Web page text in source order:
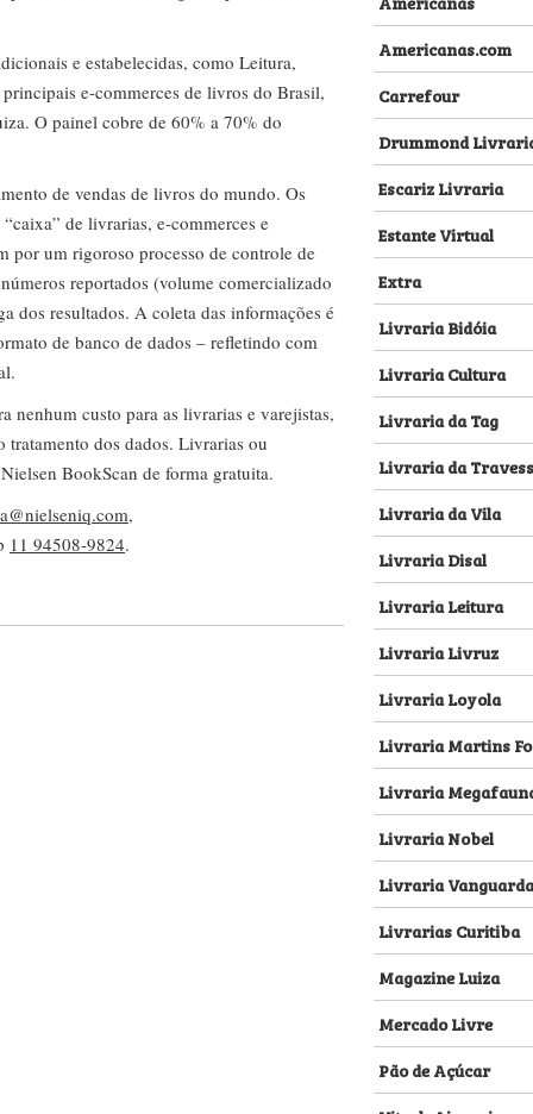
e estabelecidas, como Leitura,
e-commerces de livros do Brasil,
O painel cobre de 60% a 70% do
de vendas de livros do mundo. Os
de livrarias, e-commerces e
por um rigoroso processo de controle de
reportados (volume comercializado
dos resultados. A coleta das informações é
de banco de dados – refletindo com
nenhum custo para as livrarias e varejistas,
tratamento dos dados. Livrarias ou
BookScan de forma gratuita.
,
11 94508-9824.
Americanas.com
Carrefour
Drummond
Escariz Livraria
Estante Virtual
Extra
Livraria Bidóia
Livraria Cultura
Livraria da Tag
Livraria da
Livraria da Vila
Livraria Disal
Livraria Leitura
Livraria Livruz
Livraria Loyola
Livraria Martins
Livraria
Livraria Nobel
Livraria Vanguarda
Livrarias Curitiba
Magazine Luiza
Mercado Livre
Pão de Açúcar